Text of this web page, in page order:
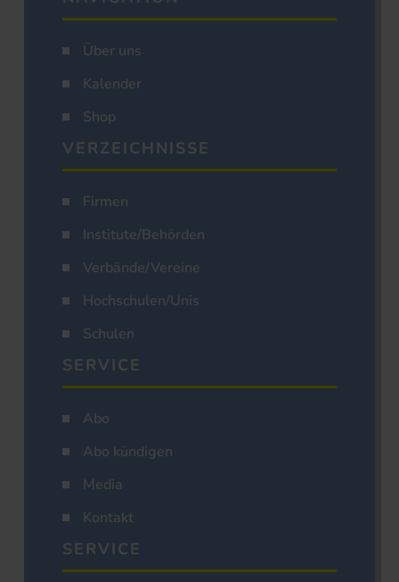
Über uns
Kalender
Shop
VERZEICHNISSE
Firmen
Institute/Behörden
Verbände/Vereine
Hochschulen/Unis
Schulen
SERVICE
Abo
Abo kündigen
Media
Kontakt
SERVICE